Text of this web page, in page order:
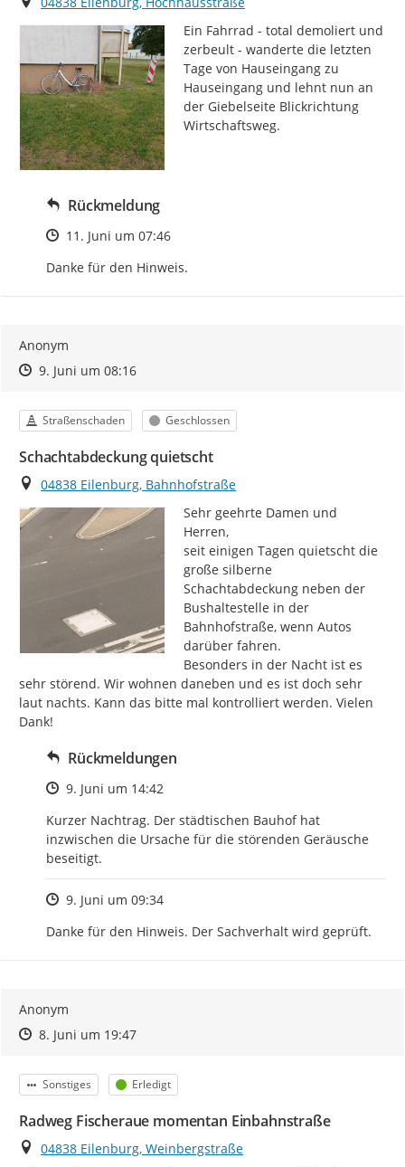
Ein Fahrrad - total demoliert und
zerbeult - wanderte die letzten
Tage von Hauseingang zu
Hauseingang und lehnt nun an
der Giebelseite Blickrichtung
Wirtschaftsweg.
Rückmeldung
Zeitpunkt des Erstellens
11. Juni um 07:46
Danke für den Hinweis.
Anonym
Zeitpunkt des Erstellens
Zeitpunkt des Erstellens
9. Juni um 08:16Zur Äußerung
Kategorie
Straßenschaden Status
Geschlossen
Schachtabdeckung quietscht
Ort
04838 Eilenburg, Bahnhofstraße
Sehr geehrte Damen und
Herren,
seit einigen Tagen quietscht die
große silberne
Schachtabdeckung neben der
Bushaltestelle in der
Bahnhofstraße, wenn Autos
darüber fahren.
Besonders in der Nacht ist es
sehr störend. Wir wohnen daneben und es ist doch sehr
laut nachts. Kann das bitte mal kontrolliert werden. Vielen
Dank!
Rückmeldungen
Zeitpunkt des Erstellens
9. Juni um 14:42
Kurzer Nachtrag. Der städtischen Bauhof hat
inzwischen die Ursache für die störenden Geräusche
beseitigt.
Zeitpunkt des Erstellens
9. Juni um 09:34
Danke für den Hinweis. Der Sachverhalt wird geprüft.
Anonym
Zeitpunkt des Erstellens
Zeitpunkt des Erstellens
8. Juni um 19:47Zur Äußerung
Kategorie
Sonstiges Status
Erledigt
Radweg Fischeraue momentan Einbahnstraße
Ort
04838 Eilenburg, Weinbergstraße